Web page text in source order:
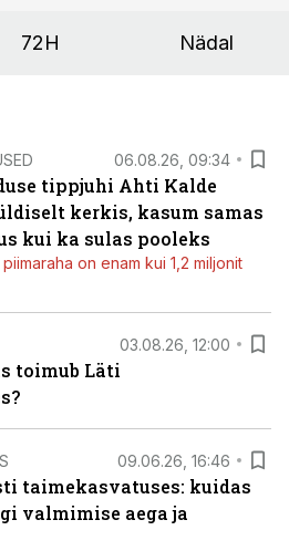
72H Nädal
06.08.26, 09:34
tippjuhi Ahti Kalde
kerkis, kasum samas
kui ka sulas pooleks
on enam kui 1,2 miljonit
03.08.26, 12:00
toimub Läti
09.06.26, 16:46
taimekasvatuses: kuidas
valmimise aega ja